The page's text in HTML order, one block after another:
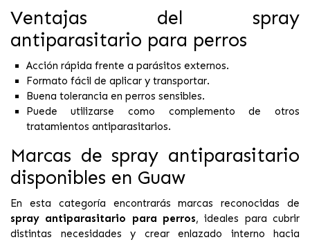
Ventajas del spray
antiparasitario para perros
Acción rápida frente a parásitos externos.
Formato fácil de aplicar y transportar.
Buena tolerancia en perros sensibles.
Puede utilizarse como complemento de otros
tratamientos antiparasitarios.
Marcas de spray antiparasitario
disponibles en Guaw
En esta categoría encontrarás marcas reconocidas de
spray antiparasitario para perros, ideales para cubrir
distintas necesidades y crear enlazado interno hacia